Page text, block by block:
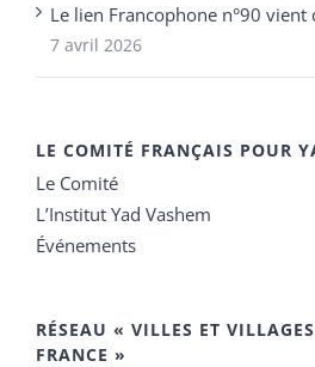
Le lien Francophone n°90 vient
7 avril 2026
LE COMITÉ FRANÇAIS POUR
Le Comité
L’Institut Yad Vashem
Événements
RÉSEAU « VILLES ET
FRANCE »